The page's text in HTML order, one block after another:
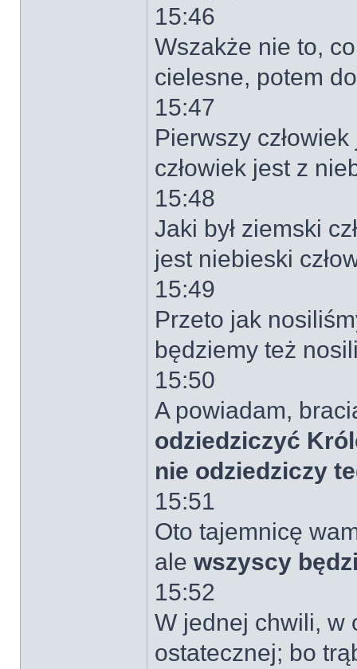
15:46
Wszakże nie to,
cielesne, potem
15:47
Pierwszy
człowiek jest z
15:48
Jaki był ziemski
jest niebieski
15:49
Przeto jak
będziemy też
15:50
A powiadam,
odziedziczyć
nie odziedziczy
15:51
Oto tajemnicę
ale wszyscy
15:52
W jednej chwili, w
ostatecznej; bo